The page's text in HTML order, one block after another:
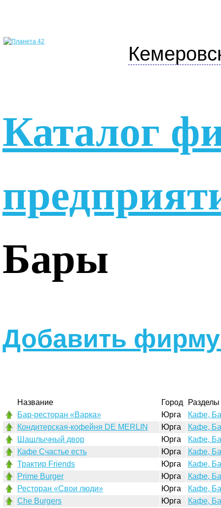
Каталог
Бары
Добавить фирму
Название Город
Разделы
Бар-ресторан «Варка»
Юрга
Кафе,
Кондитерская-кофейня DE MERLIN
Юрга
Кафе,
Шашлычный двор
Юрга
Кафе,
Кафе Счастье есть
Юрга
Кафе,
Трактир Friends
Юрга
Кафе,
Prime Burger
Юрга
Кафе,
Ресторан «Свои люди»
Юрга
Кафе,
Che Burgers
Юрга
Кафе,